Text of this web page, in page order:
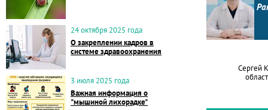
24 октября 2025 года
О закреплении кадров в
системе здравоохранения
3 июля 2025 года
Важная информация о
"мышиной лихорадке"
Сергей